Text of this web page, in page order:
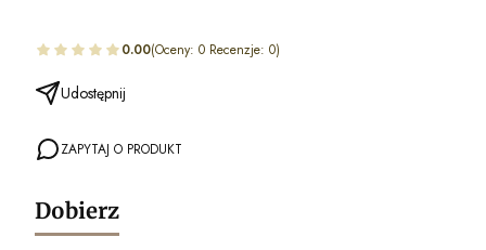
0.00(Oceny: 0 Recenzje: 0)
Udostępnij
ZAPYTAJ O PRODUKT
Dobierz